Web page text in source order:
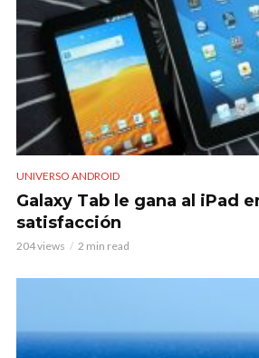
UNIVERSO ANDROID
Galaxy Tab le gana al iPad
satisfacción
204 views 2 min read